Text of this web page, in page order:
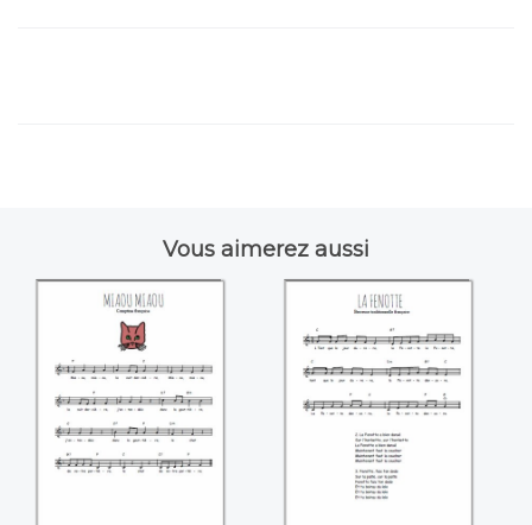
Vous aimerez aussi
Miaou miaou La fenotte